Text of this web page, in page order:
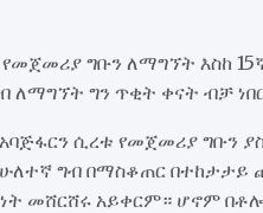
የመጀመሪያ ግቡን ለማግኘት እስከ
ግን ጥቂት ቀናት ብቻ
ሲረቱ የመጀመሪያ ግቡን
ግብ በማስቆጠር
መሸርሸሩ አይቀርም። ሆኖም